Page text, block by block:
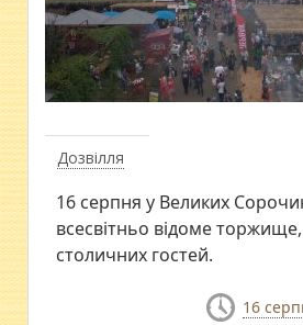
Дозвілля
16 серпня у Великих
всесвітньо відоме
столичних гостей.
16